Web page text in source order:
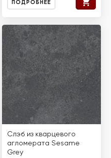
ПОДРОБНЕЕ
Слэб из кварцевого
агломерата Sesame
Grey